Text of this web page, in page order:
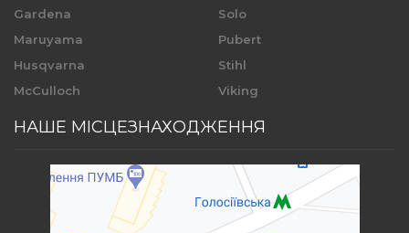
Gardena
Maruyama
Husqvarna
McCulloch
Solo
Pubert
Stihl
Viking
НАШЕ МІСЦЕЗНАХОДЖЕННЯ